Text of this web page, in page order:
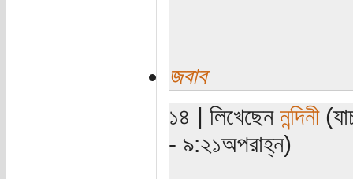
জবাব
১৪ | লিখেছেন নন্দিনী
- ৯:২১অপরাহ্ন)